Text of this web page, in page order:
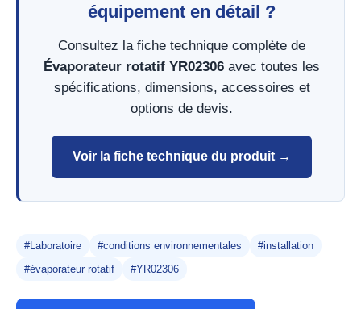
équipement en détail ?
Consultez la fiche technique complète de
Évaporateur rotatif YR02306 avec toutes les
spécifications, dimensions, accessoires et
options de devis.
Voir la fiche technique du produit →
#Laboratoire #conditions environnementales
#installation
#évaporateur rotatif
#YR02306